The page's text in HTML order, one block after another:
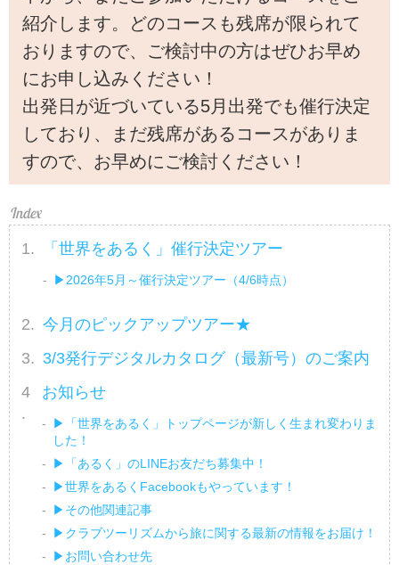
紹介します。どのコースも残席が限られて
おりますので、ご検討中の方はぜひお早め
にお申し込みください！
出発日が近づいている5月出発でも催行決定
しており、まだ残席があるコースがありま
すので、お早めにご検討ください！
「世界をあるく」催行決定ツアー
▶2026年5月～催行決定ツアー（4/6時点）
今月のピックアップツアー★
3/3発行デジタルカタログ（最新号）のご案内
お知らせ
▶「世界をあるく」トップページが新しく生まれ変わりま
した！
▶「あるく」のLINEお友だち募集中！
▶世界をあるくFacebookもやっています！
▶その他関連記事
▶クラブツーリズムから旅に関する最新の情報をお届け！
▶お問い合わせ先